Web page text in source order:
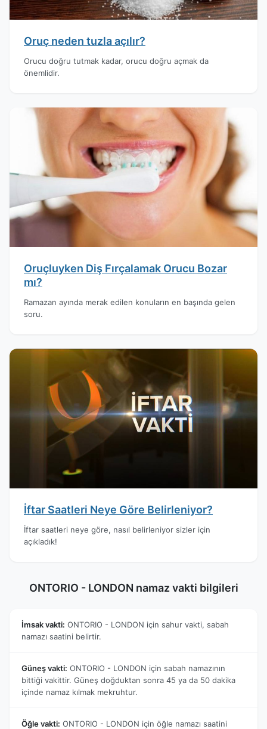
Oruç neden tuzla açılır?
Orucu doğru tutmak kadar, orucu doğru açmak da
önemlidir.
Oruçluyken Diş Fırçalamak Orucu Bozar
mı?
Ramazan ayında merak edilen konuların en başında gelen
soru.
İftar Saatleri Neye Göre Belirleniyor?
İftar saatleri neye göre, nasıl belirleniyor sizler için
açıkladık!
ONTORIO - LONDON namaz vakti bilgileri
İmsak vakti: ONTORIO - LONDON için sahur vakti, sabah
namazı saatini belirtir.
Güneş vakti: ONTORIO - LONDON için sabah namazının
bittiği vakittir. Güneş doğduktan sonra 45 ya da 50 dakika
içinde namaz kılmak mekruhtur.
Öğle vakti: ONTORIO - LONDON için öğle namazı saatini